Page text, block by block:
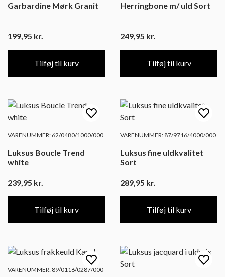
Garbardine Mørk Granit
199,95 kr.
Tilføj til kurv
Herringbone m/ uld Sort
249,95 kr.
Tilføj til kurv
VARENUMMER: 62/0480/1000/000
Luksus Boucle Trend
white
239,95 kr.
Tilføj til kurv
VARENUMMER: 87/9716/4000/000
Luksus fine uldkvalitet
Sort
289,95 kr.
Tilføj til kurv
VARENUMMER: 89/0116/0287/000